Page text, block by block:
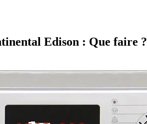
Edison : Que faire ?